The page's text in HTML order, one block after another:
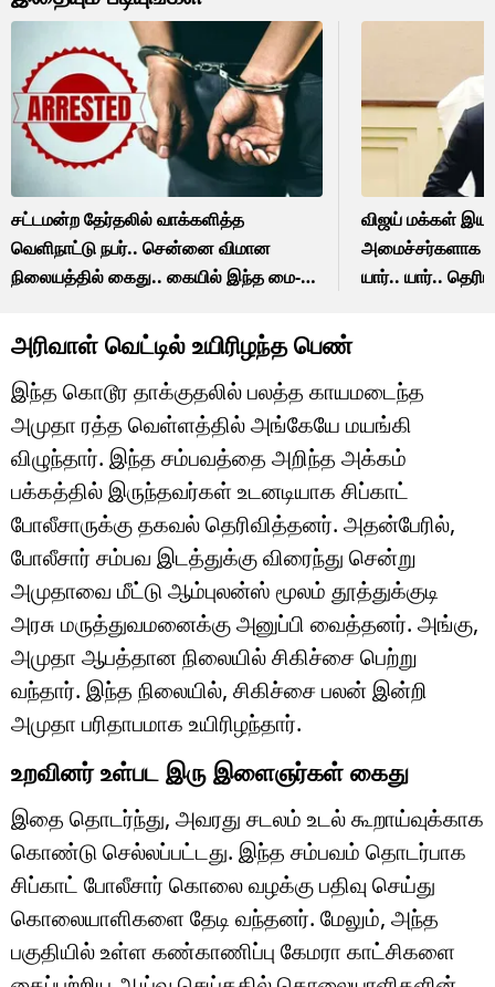
சட்டமன்ற தேர்தலில் வாக்களித்த
வெளிநாட்டு நபர்.. சென்னை விமான
நிலையத்தில் கைது.. கையில் இந்த மை-
விஜய் மக்கள்
அமைச்சர்களாக
யார்.. யார்..
அரிவாள் வெட்டில் உயிரிழந்த பெண்
இந்த கொடூர தாக்குதலில் பலத்த காயமடைந்த
அமுதா ரத்த வெள்ளத்தில் அங்கேயே மயங்கி
விழுந்தார். இந்த சம்பவத்தை அறிந்த அக்கம்
பக்கத்தில் இருந்தவர்கள் உடனடியாக சிப்காட்
போலீசாருக்கு தகவல் தெரிவித்தனர். அதன்பேரில்,
போலீசார் சம்பவ இடத்துக்கு விரைந்து சென்று
அமுதாவை மீட்டு ஆம்புலன்ஸ் மூலம் தூத்துக்குடி
அரசு மருத்துவமனைக்கு அனுப்பி வைத்தனர். அங்கு,
அமுதா ஆபத்தான நிலையில் சிகிச்சை பெற்று
வந்தார். இந்த நிலையில், சிகிச்சை பலன் இன்றி
அமுதா பரிதாபமாக உயிரிழந்தார்.
உறவினர் உள்பட இரு இளைஞர்கள் கைது
இதை தொடர்ந்து, அவரது சடலம் உடல் கூறாய்வுக்காக
கொண்டு செல்லப்பட்டது. இந்த சம்பவம் தொடர்பாக
சிப்காட் போலீசார் கொலை வழக்கு பதிவு செய்து
கொலையாளிகளை தேடி வந்தனர். மேலும், அந்த
பகுதியில் உள்ள கண்காணிப்பு கேமரா காட்சிகளை